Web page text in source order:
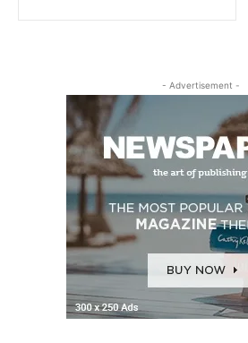
- Advertisement -